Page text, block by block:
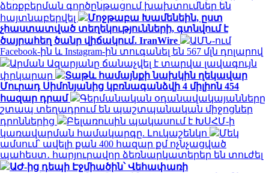
ձեռքբերման գործընթացում խախտումներ են
հայտնաբերվել
Մոջթաբա Խամենեին, ըստ
չհաստատված տեղեկությունների, գտնվում է
ծայրահեղ ծանր վիճակում․ IranWire
ԱՄՆ-ում
Facebook-ին և Instagram-ին տուգանել են 567 մլն դոլարով
Արման Ազարյանը ճանաչվել է տարվա լավագույն
փրկարար
Տաթև համայնքի նախկին ղեկավար
Մուրադ Սիմոնյանից կբռնագանձվի 4 միլիոն 454
հազար դրամ
Գերմանական օդանավակայանները
շտապ տեղադրում են պաշտպանական միջոցներ
դրոններից
Բելառուսին պակասում է ԽՍՀՄ-ի
կառավարման համակարգը. Լուկաշենկո
Մեկ
ամսում՝ ավելի քան 400 հազար քմ ոչնչացված
պահեստ․ հարյուրավոր ձեռնարկատերեր են տուժել
ԱԺ-ից դեպի Էջմիածին՝ Վեհափառի